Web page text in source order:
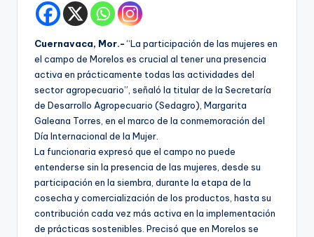
Cuernavaca, Mor.-“La participación de las mujeres en
el campo de Morelos es crucial al tener una presencia
activa en prácticamente todas las actividades del
sector agropecuario”, señaló la titular de la Secretaría
de Desarrollo Agropecuario (Sedagro), Margarita
Galeana Torres, en el marco de la conmemoración del
Día Internacional de la Mujer.
La funcionaria expresó que el campo no puede
entenderse sin la presencia de las mujeres, desde su
participación en la siembra, durante la etapa de la
cosecha y comercialización de los productos, hasta su
contribución cada vez más activa en la implementación
de prácticas sostenibles. Precisó que en Morelos se